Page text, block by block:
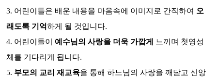
3. 어린이들은 배운 내용을 마음속에 이미지로 간직하여 오
래도록 기억하게 될 것입니다.
4. 어린이들이 예수님의 사랑을 더욱 가깝게
느끼며 첫영성
체를 기다리게 됩니다.
5. 부모의 교리 재교육을 통해 하느님의 사랑을 깨닫고 신앙